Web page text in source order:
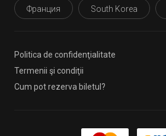
Франция South Korea
Politica de confidenţialitate
Termenii şi condiţii
Cum pot rezerva biletul?